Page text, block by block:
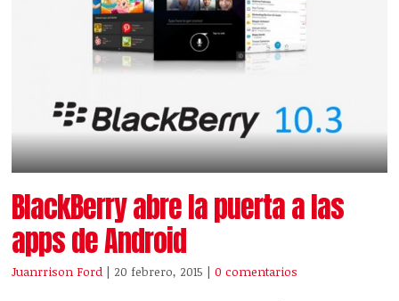
BlackBerry abre la puerta a las
apps de Android
Juanrrison Ford | 20 febrero, 2015 |0 comentarios